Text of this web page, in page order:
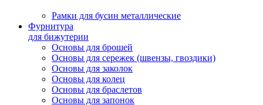
Рамки для бусин металлические
Фурнитура
для бижутерии
Основы для брошей
Основы для сережек (швензы, гвоздики)
Основы для заколок
Основы для колец
Основы для браслетов
Основы для запонок